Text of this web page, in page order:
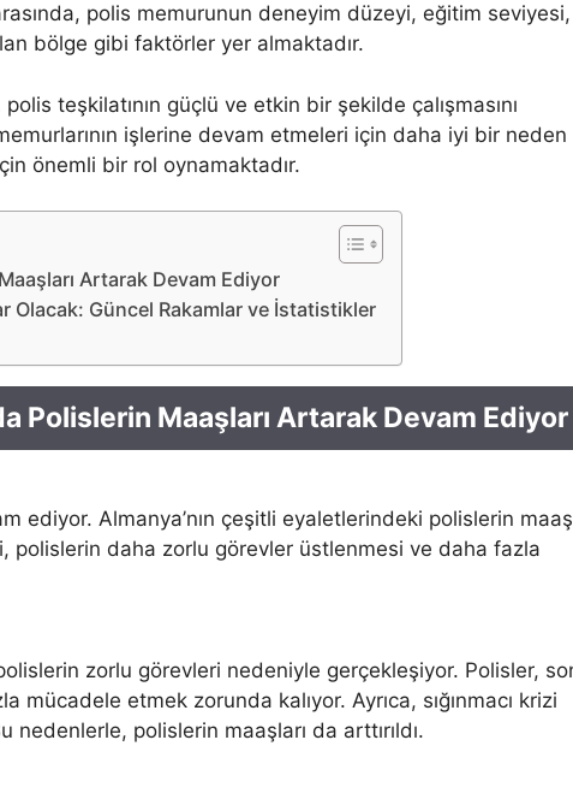
polis memurunun deneyim düzeyi, eğitim seviyesi,
bölge gibi faktörler yer almaktadır.
teşkilatının güçlü ve etkin bir şekilde çalışmasını
işlerine devam etmeleri için daha iyi bir neden
önemli bir rol oynamaktadır.
Artarak Devam Ediyor
Olacak: Güncel Rakamlar ve İstatistikler
Polislerin Maaşları Artarak Devam Ediyor
ediyor. Almanya’nın çeşitli eyaletlerindeki polislerin
polislerin daha zorlu görevler üstlenmesi ve daha fazla
zorlu görevleri nedeniyle gerçekleşiyor. Polisler,
mücadele etmek zorunda kalıyor. Ayrıca, sığınmacı krizi
polislerin maaşları da arttırıldı.